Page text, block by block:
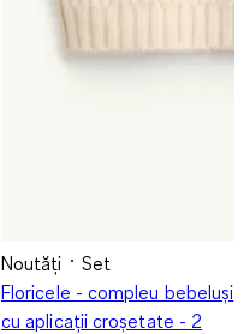
Noutăți
Set
Floricele - compleu bebeluși
cu aplicații croșetate - 2